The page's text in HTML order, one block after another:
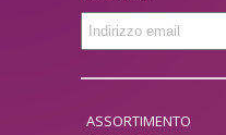
ASSORTIMENTO